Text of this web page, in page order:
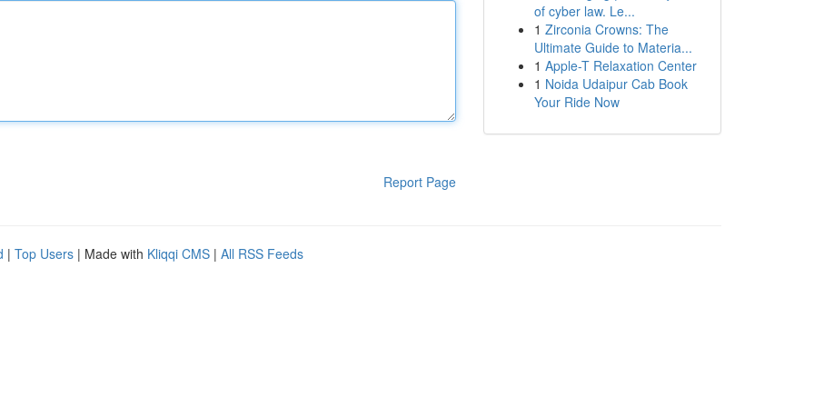
Report Page
of cyber law. Le...
1 Zirconia Crowns: The
Ultimate Guide to Materia...
1 Apple-T Relaxation Center
1 Noida Udaipur Cab Book
Your Ride Now
| Top Users | Made with Kliqqi CMS | All RSS Feeds